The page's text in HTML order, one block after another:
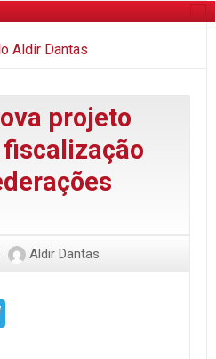
projeto
Aldir Dantas